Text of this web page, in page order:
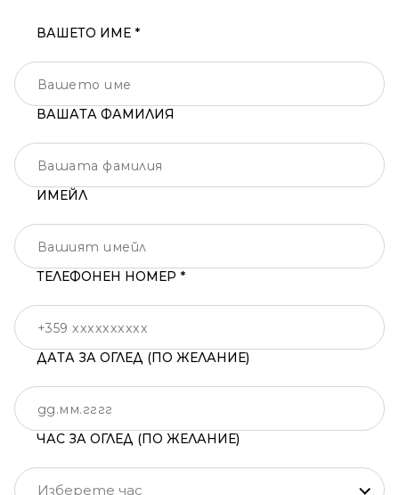
ВАШЕТО ИМЕ *
ВАШАТА ФАМИЛИЯ
ИМЕЙЛ
ТЕЛЕФОНЕН НОМЕР *
ДАТА ЗА ОГЛЕД (ПО ЖЕЛАНИЕ)
ЧАС ЗА ОГЛЕД (ПО ЖЕЛАНИЕ)
Изберете час